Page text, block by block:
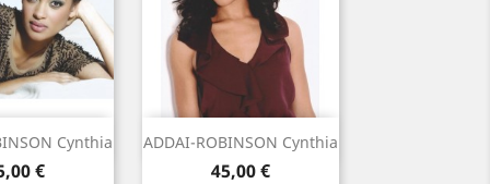
Cynthia
€
rapide ADDAI-ROBINSON Cynthia
Prix
45,00 €
Aperçu rapide